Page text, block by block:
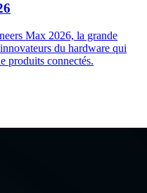
Max 2026, la grande
du hardware qui
produits connectés.